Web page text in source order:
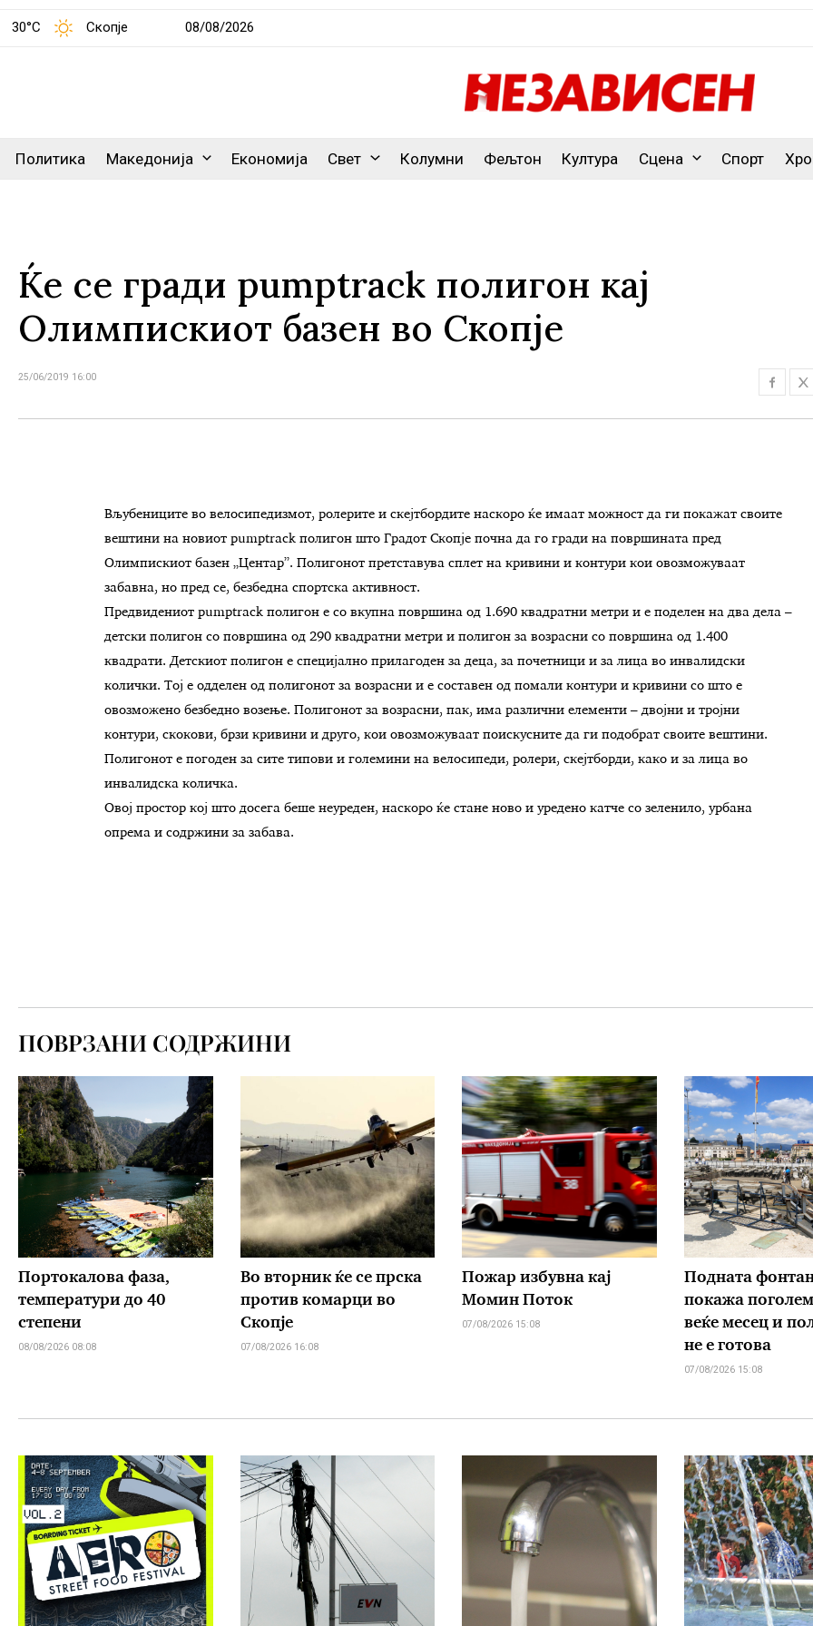
30°C Скопје 08/08/2026
Политика Македонија Економија Свет Колумни Фељтон Култура Сцена Спорт
Ќе се гради pumptrack полигон кај
Олимпискиот базен во Скопје
25/06/2019 16:00
Вљубениците во велосипедизмот, ролерите и скејтбордите наскоро ќе имаат можност да ги покажат своите
вештини на новиот pumptrack полигон што Градот Скопје почна да го гради на површината пред
Олимпискиот базен „Центар”. Полигонот претставува сплет на кривини и контури кои овозможуваат
забавна, но пред се, безбедна спортска активност.
Предвидениот pumptrack полигон е со вкупна површина од 1.690 квадратни метри и е поделен на два дела –
детски полигон со површина од 290 квадратни метри и полигон за возрасни со површина од 1.400
квадрати. Детскиот полигон е специјално прилагоден за деца, за почетници и за лица во инвалидски
колички. Тој е одделен од полигонот за возрасни и е составен од помали контури и кривини со што е
овозможено безбедно возење. Полигонот за возрасни, пак, има различни елементи – двојни и тројни
контури, скокови, брзи кривини и друго, кои овозможуваат поискусните да ги подобрат своите вештини.
Полигонот е погоден за сите типови и големини на велосипеди, ролери, скејтборди, како и за лица во
инвалидска количка.
Овој простор кој што досега беше неуреден, наскоро ќе стане ново и уредено катче со зеленило, урбана
опрема и содржини за забава.
ПОВРЗАНИ СОДРЖИНИ
Портокалова фаза,
температури до 40
степени
08/08/2026 08:08
Во вторник ќе се прска
против комарци во
Скопје
07/08/2026 16:08
Пожар избувна кај
Момин Поток
07/08/2026 15:08
Подната
покажа поголем
веќе месец и
не е готова
07/08/2026 15:08